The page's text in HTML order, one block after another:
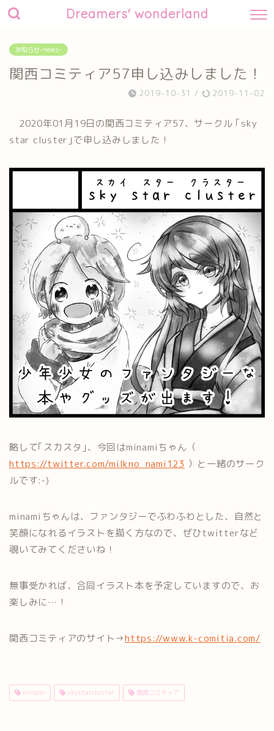
Dreamers' wonderland
お知らせ-news-
関西コミティア57申し込みしました！
2019-10-31 / 2019-11-02
2020年01月19日の関西コミティア57、サークル ｢sky
star cluster｣で申し込みしました！
略して｢スカスタ｣、今回はminamiちゃん（
https://twitter.com/milkno_nami123 ）と一緒のサーク
ルです:-)
minamiちゃんは、ファンタジーでふわふわとした、自然と
笑顔になれるイラストを描く方なので、ぜひtwitterなど
覗いてみてくださいね！
無事受かれば、合同イラスト本を予定していますので、お
楽しみに…！
関西コミティアのサイト→https://www.k-comitia.com/
minami skystarcluster 関西コミティア